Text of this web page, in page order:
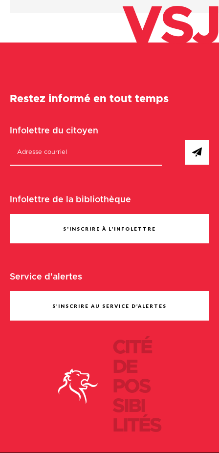
VSJ
CITÉ
DE
POS
SIBI
LITÉS
Restez informé en tout temps
Infolettre du citoyen
Infolettre de la bibliothèque
S'INSCRIRE À L'INFOLETTRE
Service d'alertes
S’INSCRIRE AU SERVICE D’ALERTES